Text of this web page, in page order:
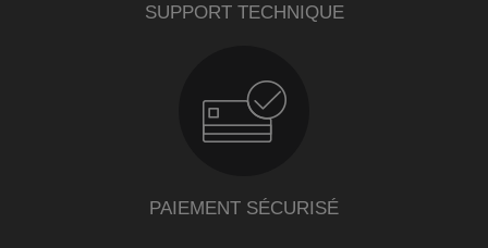
SUPPORT TECHNIQUE
PAIEMENT SÉCURISÉ